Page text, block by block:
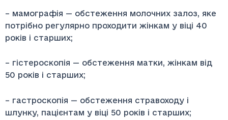
– мамографія — обстеження молочних залоз, яке
потрібно регулярно проходити жінкам у віці 40
років і старших;
– гістероскопія — обстеження матки, жінкам від
50 років і старших;
– гастроскопія — обстеження стравоходу і
шлунку, пацієнтам у віці 50 років і старших;